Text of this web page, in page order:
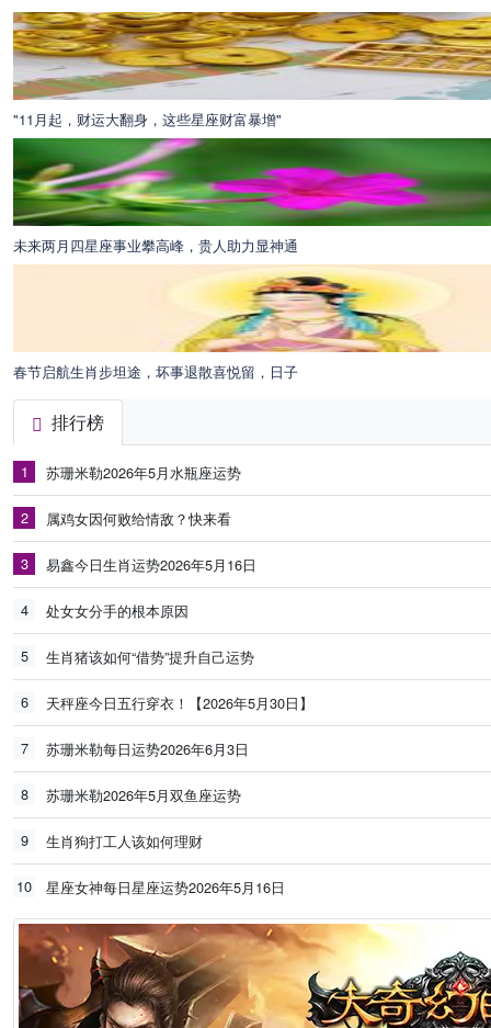
"11月起，财运大翻身，这些星座财富暴增"
未来两月四星座事业攀高峰，贵人助力显神通
春节启航生肖步坦途，坏事退散喜悦留，日子
排行榜
1 苏珊米勒2026年5月水瓶座运势
2 属鸡女因何败给情敌？快来看
3 易鑫今日生肖运势2026年5月16日
4 处女女分手的根本原因
5 生肖猪该如何“借势”提升自己运势
6 天秤座今日五行穿衣！【2026年5月30日】
7 苏珊米勒每日运势2026年6月3日
8 苏珊米勒2026年5月双鱼座运势
9 生肖狗打工人该如何理财
10 星座女神每日星座运势2026年5月16日